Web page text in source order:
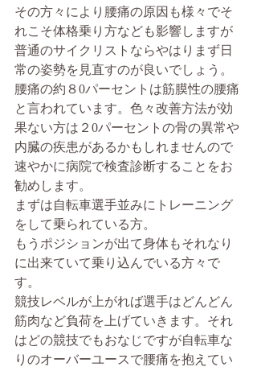
その方々により腰痛の原因も様々でそ
れこそ体格乗り方なども影響しますが
普通のサイクリストならやはりまず日
常の姿勢を見直すのが良いでしょう。
腰痛の約８0パーセントは筋膜性の腰痛
と言われています。色々改善方法が効
果ない方は２0パーセントの骨の異常や
内臓の疾患があるかもしれませんので
速やかに病院で検査診断することをお
勧めします。
まずは自転車選手並みにトレーニング
をして乗られている方。
もうポジションが出て身体もそれなり
に出来ていて乗り込んでいる方々で
す。
競技レベルが上がれば選手はどんどん
筋肉など負荷を上げていきます。それ
はどの競技でもおなじですが自転車な
りのオーバーユースで腰痛を抱えてい